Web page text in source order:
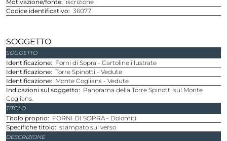
Motivazione/fonte
iscrizione
Codice identificativo
36077
SOGGETTO
SOGGETTO
Identificazione
Forni di Sopra - Cartoline illustrate
Identificazione Torre Spinotti - Vedute
Identificazione
Monte Coglians - Vedute
Indicazioni sul soggetto
Panorama della Torre Spinotti sul Monte
Coglians.
TITOLO
Titolo proprio
FORNI DI SOPRA - Dolomiti
Specifiche titolo
stampato sul verso
DESCRIZIONE